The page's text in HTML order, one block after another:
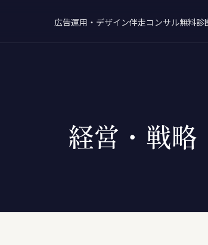
広告運用・デザイン伴走コンサル無料診
経営・戦略